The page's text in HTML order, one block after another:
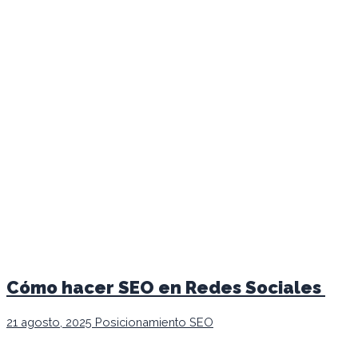
Cómo hacer SEO en Redes Sociales
21 agosto, 2025 Posicionamiento SEO